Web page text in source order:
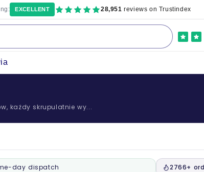
EXCELLENT 28,951 reviews on Trustindex
każdy skrupulatnie wy...
day dispatch 2766+